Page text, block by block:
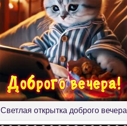
Светлая открытка доброго вечера